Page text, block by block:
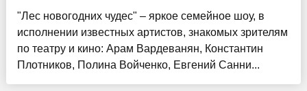
"Лес новогодних чудес" – яркое семейное шоу, в
исполнении известных артистов, знакомых зрителям
по театру и кино: Арам Вардеванян, Константин
Плотников, Полина Войченко, Евгений Санни...